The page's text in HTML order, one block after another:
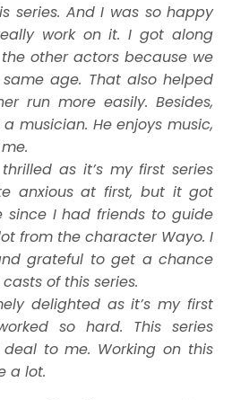
series. And I was so happy
work on it. I got along
other actors because we
age. That also helped
run more easily. Besides,
musician. He enjoys music,
as it’s my first series
anxious at first, but it got
since I had friends to guide
from the character Wayo. I
grateful to get a chance
of this series.
delighted as it’s my first
so hard. This series
to me. Working on this
a lot.